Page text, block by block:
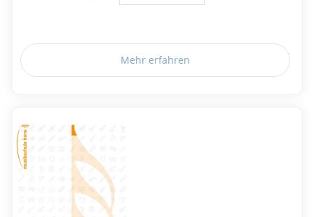
Mehr erfahren